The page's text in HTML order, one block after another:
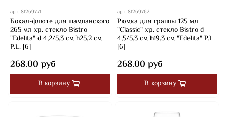
арт.81269771
Бокал-флюте для шампанского
265 мл хр. стекло Bistro
"Edelita" d 4,2/5,3 см h25,2 см
P.L. [6]
268.00 руб
В корзину
арт.81269762
Рюмка для граппы 125 мл
"Classic" хр. стекло Bistro d
4,5/5,3 см h19,3 см "Edelita" P.L.
[6]
268.00 руб
В корзину